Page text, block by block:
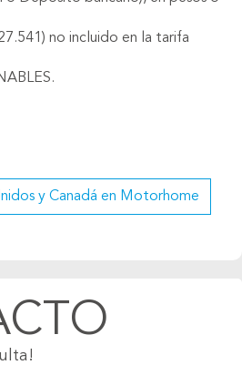
no incluido en la tarifa
y Canadá en Motorhome